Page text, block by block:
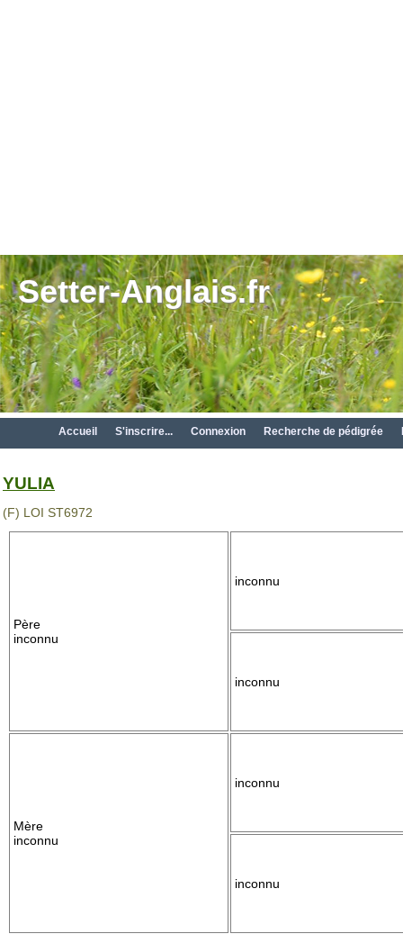
Setter-Anglais.fr
Accueil S'inscrire... Connexion Recherche de pédigrée
YULIA
(F) LOI ST6972
Père
inconnu
inconnu
inconnu
Mère
inconnu
inconnu
inconnu